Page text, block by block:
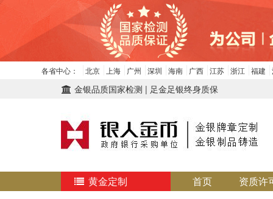
各省中心： 北京 上海 广州 深圳 海南 广西 江苏 浙江 福建
金银品质国家检测 | 足金足银终身质保
黄金定制 首页 资质许